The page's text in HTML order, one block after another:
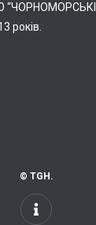
років.
© TGH.